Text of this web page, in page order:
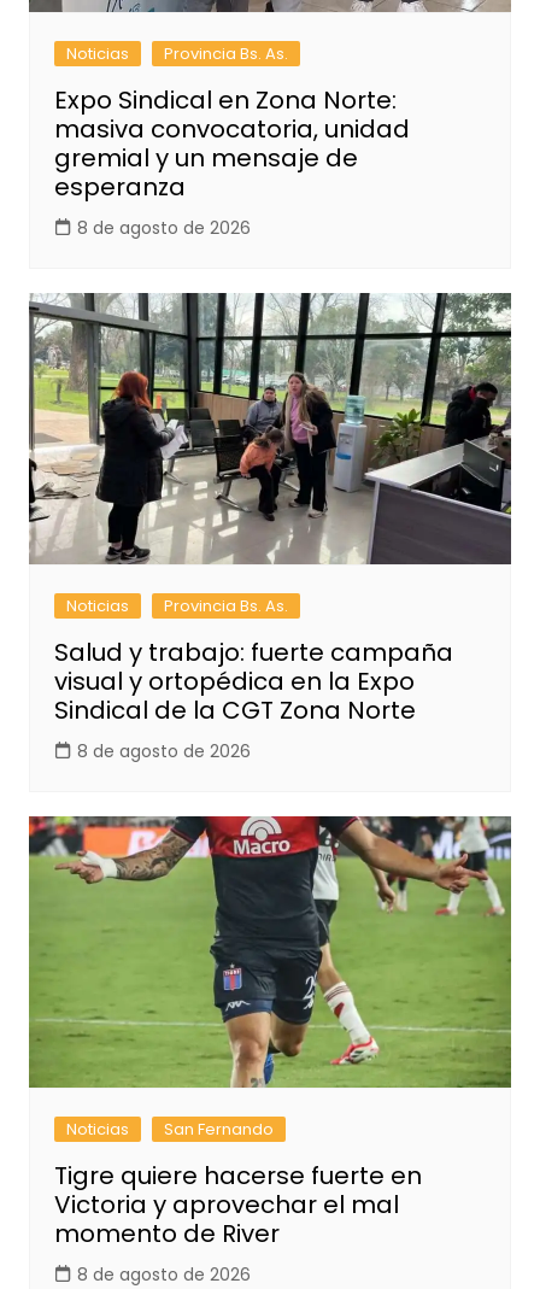
Noticias Provincia Bs. As.
Expo Sindical en Zona Norte:
masiva convocatoria, unidad
gremial y un mensaje de
esperanza
8 de agosto de 2026
Noticias Provincia Bs. As.
Salud y trabajo: fuerte campaña
visual y ortopédica en la Expo
Sindical de la CGT Zona Norte
8 de agosto de 2026
Noticias San Fernando
Tigre quiere hacerse fuerte en
Victoria y aprovechar el mal
momento de River
8 de agosto de 2026